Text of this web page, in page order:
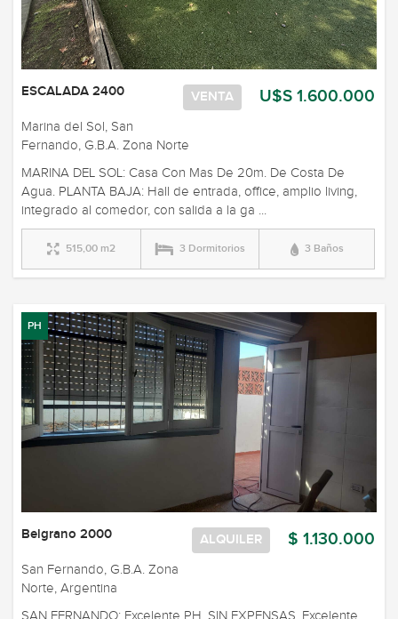
U$S 1.600.000
VENTA
ESCALADA 2400
Marina del Sol, San
Fernando, G.B.A. Zona Norte
MARINA DEL SOL: Casa Con Mas De 20m. De Costa De
Agua. PLANTA BAJA: Hall de entrada, office, amplio living,
integrado al comedor, con salida a la ga ...
515,00 m2 3 Dormitorios 3 Baños
PH
$ 1.130.000
ALQUILER
Belgrano 2000
San Fernando, G.B.A. Zona
Norte, Argentina